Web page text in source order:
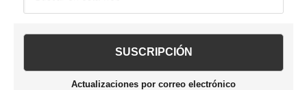
lateral
principal
Actualizaciones por correo electrónico